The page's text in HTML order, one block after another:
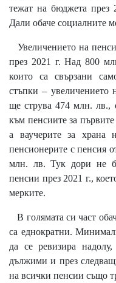
тежат на бюджета през
Дали обаче социалните
Увеличението на
през 2021 г. Над 800
които са свързани
стъпки – увеличението
ще струва 474 млн. лв.,
към пенсиите за
а ваучерите за храна
пенсионерите с пенсия
млн. лв. Тук дори не
пенсии през 2021 г.,
мерките.
В голямата си част
са еднократни.
да се ревизира
дължими и през
на всички пенсии също